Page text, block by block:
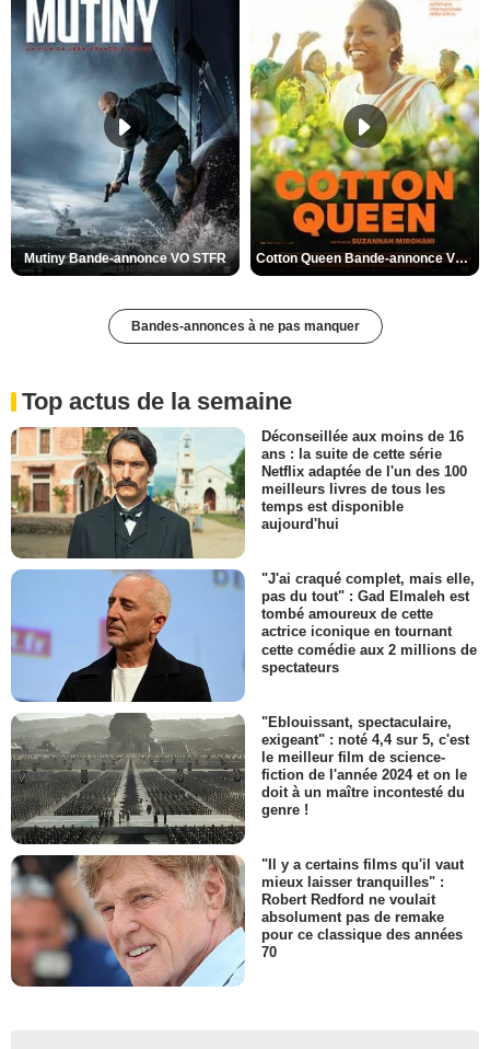
Mutiny Bande-annonce VO STFR Cotton Queen Bande-annonce VO STFR
Bandes-annonces à ne pas manquer
Top actus de la semaine
Déconseillée aux moins de 16
ans : la suite de cette série
Netflix adaptée de l'un des 100
meilleurs livres de tous les
temps est disponible
aujourd'hui
"J'ai craqué complet, mais elle,
pas du tout" : Gad Elmaleh est
tombé amoureux de cette
actrice iconique en tournant
cette comédie aux 2 millions de
spectateurs
"Eblouissant, spectaculaire,
exigeant" : noté 4,4 sur 5, c'est
le meilleur film de science-
fiction de l'année 2024 et on le
doit à un maître incontesté du
genre !
"Il y a certains films qu'il vaut
mieux laisser tranquilles" :
Robert Redford ne voulait
absolument pas de remake
pour ce classique des années
70